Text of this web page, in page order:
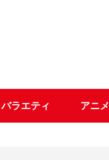
バラエティ アニメ